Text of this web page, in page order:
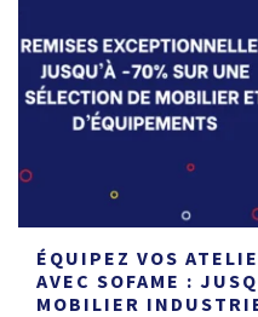
ÉQUIPEZ VOS
AVEC SOFAME :
MOBILIER